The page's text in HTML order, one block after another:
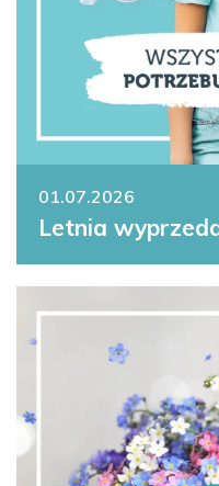
01.07.2026
Letnia